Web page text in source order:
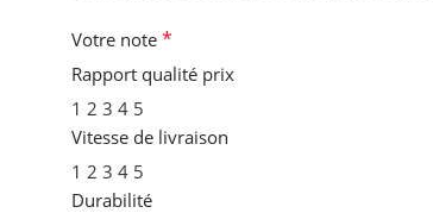
Votre note *
Rapport qualité prix
1 2 3 4 5
Vitesse de livraison
1 2 3 4 5
Durabilité